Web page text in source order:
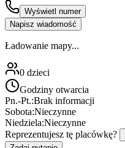
Wyświetl numer
Napisz wiadomość
Ładowanie mapy...
0 dzieci
Godziny otwarcia
Pn.-Pt.:Brak informacji
Sobota:Nieczynne
Niedziela:Nieczynne
Reprezentujesz tę placówkę?